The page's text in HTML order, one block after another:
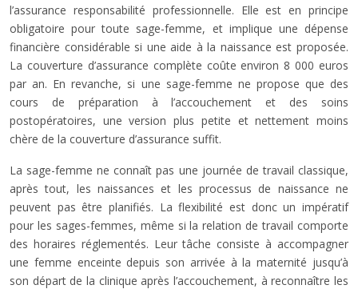
l’assurance responsabilité professionnelle. Elle est en principe
obligatoire pour toute sage-femme, et implique une dépense
financière considérable si une aide à la naissance est proposée.
La couverture d’assurance complète coûte environ 8 000 euros
par an. En revanche, si une sage-femme ne propose que des
cours de préparation à l’accouchement et des soins
postopératoires, une version plus petite et nettement moins
chère de la couverture d’assurance suffit.
La sage-femme ne connaît pas une journée de travail classique,
après tout, les naissances et les processus de naissance ne
peuvent pas être planifiés. La flexibilité est donc un impératif
pour les sages-femmes, même si la relation de travail comporte
des horaires réglementés. Leur tâche consiste à accompagner
une femme enceinte depuis son arrivée à la maternité jusqu’à
son départ de la clinique après l’accouchement, à reconnaître les